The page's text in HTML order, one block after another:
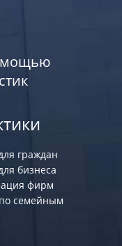
граждан
бизнеса
фирм
семейным